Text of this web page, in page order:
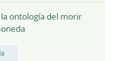
ontología del morir